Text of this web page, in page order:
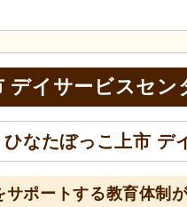
デイサービスセン
なたぼっこ上市 デ
ポートする教育体制